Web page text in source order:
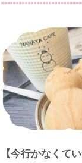
【今行かなくて